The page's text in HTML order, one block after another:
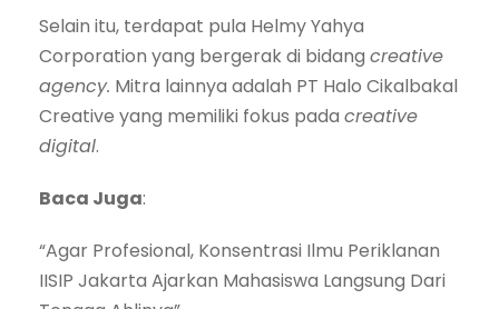
Selain itu, terdapat pula Helmy Yahya
Corporation yang bergerak di bidang creative
agency. Mitra lainnya adalah PT Halo Cikalbakal
Creative yang memiliki fokus pada creative
digital.
Baca Juga:
“Agar Profesional, Konsentrasi Ilmu Periklanan
IISIP Jakarta Ajarkan Mahasiswa Langsung Dari